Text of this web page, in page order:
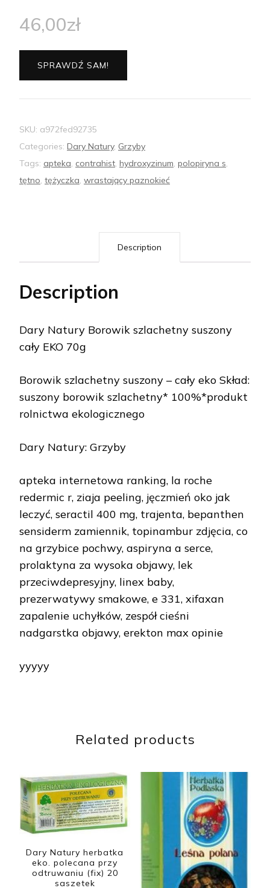
46,00zł
SPRAWDŹ SAM!
SKU: a972fed92735
Categories: Dary Natury, Grzyby
Tags: apteka, contrahist, hydroxyzinum, polopiryna s,
tętno, tężyczka, wrastający paznokieć
Description
Description
Dary Natury Borowik szlachetny suszony
cały EKO 70g
Borowik szlachetny suszony – cały eko Skład:
suszony borowik szlachetny* 100%*produkt
rolnictwa ekologicznego
Dary Natury: Grzyby
apteka internetowa ranking, la roche
redermic r, ziaja peeling, jęczmień oko jak
leczyć, seractil 400 mg, trajenta, bepanthen
sensiderm zamiennik, topinambur zdjęcia, co
na grzybice pochwy, aspiryna a serce,
prolaktyna za wysoka objawy, lek
przeciwdepresyjny, linex baby,
prezerwatywy smakowe, e 331, xifaxan
zapalenie uchyłków, zespół cieśni
nadgarstka objawy, erekton max opinie
yyyyy
Related products
Dary Natury herbatka
eko. polecana przy
odtruwaniu (fix) 20
saszetek